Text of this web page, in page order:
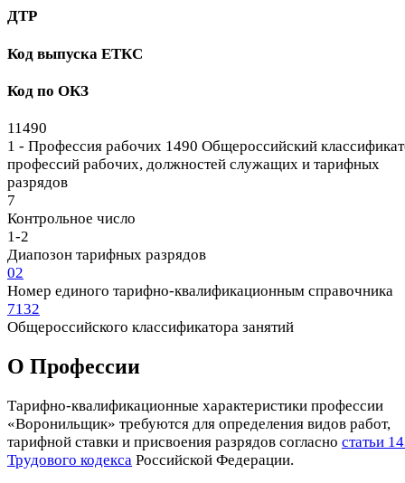
ДТР
Код выпуска ЕТКС
Код по ОКЗ
11490
1 - Профессия рабочих 1490 Общероссийский
профессий рабочих, должностей служащих и тарифных
разрядов
7
Контрольное число
1-2
Диапозон тарифных разрядов
02
Номер единого тарифно-квалификационным справочника
7132
Общероссийского классификатора занятий
О Профеcсии
Тарифно-квалификационные характеристики профессии
«Воронильщик» требуются для определения видов работ,
тарифной ставки и присвоения разрядов согласно статьи
Трудового кодекса Российской Федерации.